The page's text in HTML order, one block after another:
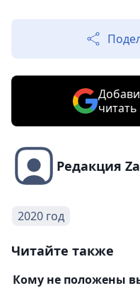
Редакция
2020 год
Читайте также
Кому не положены